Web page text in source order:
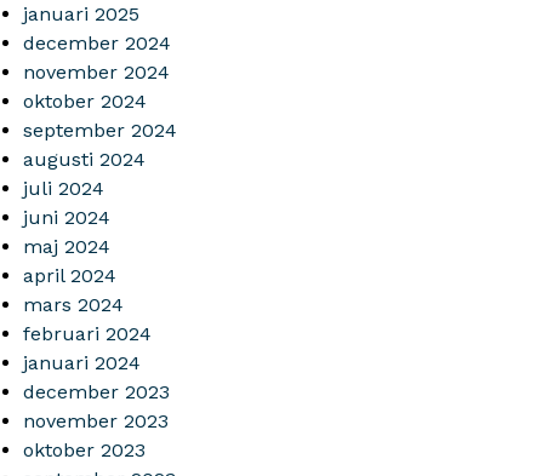
januari 2025
december 2024
november 2024
oktober 2024
september 2024
augusti 2024
juli 2024
juni 2024
maj 2024
april 2024
mars 2024
februari 2024
januari 2024
december 2023
november 2023
oktober 2023